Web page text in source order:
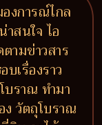
งการณ์ไกล
สนใจ ไอ
ามข่าวสาร
เรื่องราว
ราณ ทำมา
ง วัตถุโบราณ